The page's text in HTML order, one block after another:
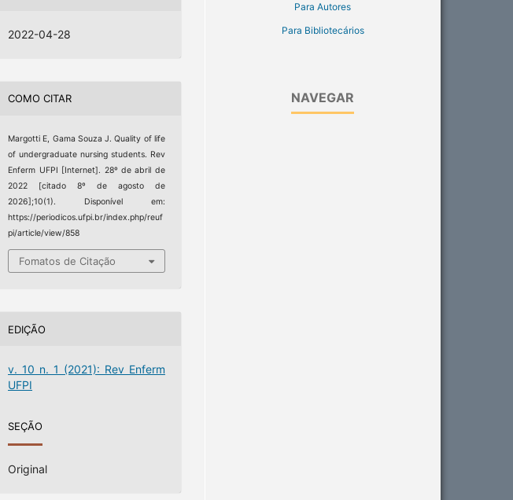
2022-04-28
COMO CITAR
Margotti E, Gama Souza J. Quality of life
of undergraduate nursing students. Rev
Enferm UFPI [Internet]. 28º de abril de
2022 [citado 8º de agosto de
2026];10(1). Disponível em:
https://periodicos.ufpi.br/index.php/reuf
pi/article/view/858
Fomatos de Citação
EDIÇÃO
v. 10 n. 1 (2021): Rev Enferm
UFPI
SEÇÃO
Original
Para Autores
Para Bibliotecários
NAVEGAR